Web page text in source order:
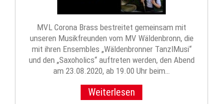
MVL Corona Brass bestreitet gemeinsam mit
unseren Musikfreunden vom MV Wäldenbronn, die
mit ihren Ensembles „Wäldenbronner TanzlMusi“
und den „Saxoholics“ auftreten werden, den Abend
am 23.08.2020, ab 19.00 Uhr beim…
Weiterlesen